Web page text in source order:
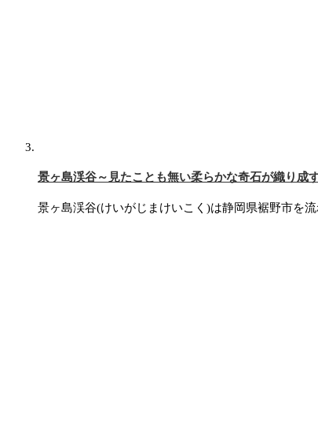
景ヶ島渓谷～見たことも無い柔らかな奇石が織り成
景ヶ島渓谷(けいがじまけいこく)は静岡県裾野市を